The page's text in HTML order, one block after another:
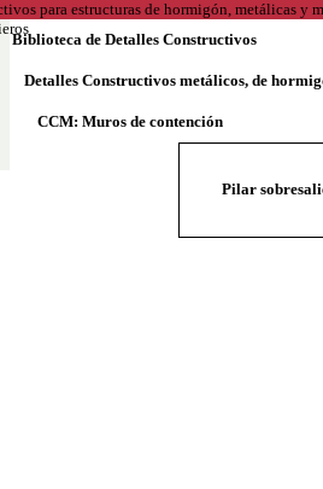
Biblioteca de Detalles Constructivos
Detalles Constructivos metálicos, de
CCM: Muros de contención
Pilar